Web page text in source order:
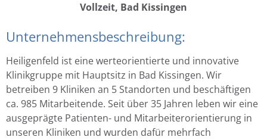
Vollzeit, Bad Kissingen
Unternehmensbeschreibung:
Heiligenfeld ist eine werteorientierte und innovative
Klinikgruppe mit Hauptsitz in Bad Kissingen. Wir
betreiben 9 Kliniken an 5 Standorten und beschäftigen
ca. 985 Mitarbeitende. Seit über 35 Jahren leben wir eine
ausgeprägte Patienten- und Mitarbeiterorientierung in
unseren Kliniken und wurden dafür mehrfach